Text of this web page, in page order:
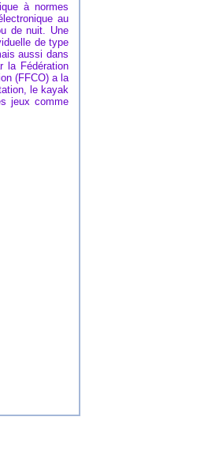
à normes
au
de nuit. Une
de type
aussi dans
la Fédération
(FFCO) a la
le kayak
jeux comme